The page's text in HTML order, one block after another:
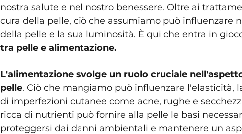
nostra salute e nel nostro benessere. Oltre ai
cura della pelle, ciò che assumiamo può influenzare
della pelle e la sua luminosità. È qui che entra in
tra pelle e alimentazione.
L'alimentazione svolge un ruolo cruciale
pelle. Ciò che mangiamo può influenzare l'elasticità,
di imperfezioni cutanee come acne, rughe e
ricca di nutrienti può fornire alla pelle le basi
proteggersi dai danni ambientali e mantenere un